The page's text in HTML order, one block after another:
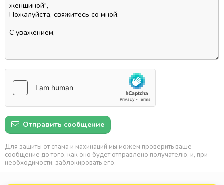
Отправить сообщение
Для защиты от спама и махинаций мы можем проверить ваше
сообщение до того, как оно будет отправлено получателю, и, при
необходимости, заблокировать его.